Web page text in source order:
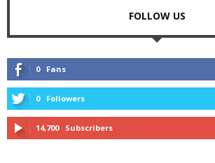
FOLLOW US
0 Fans
0 Followers
14,700 Subscribers